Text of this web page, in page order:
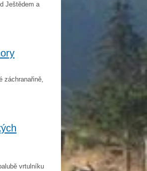
Ještědem a
záchranařině,
vrtulníku